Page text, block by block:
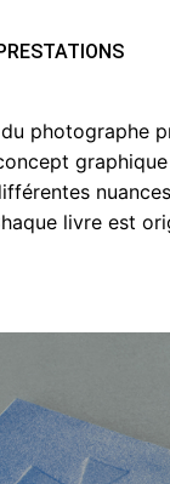
photographe
graphique
livre est